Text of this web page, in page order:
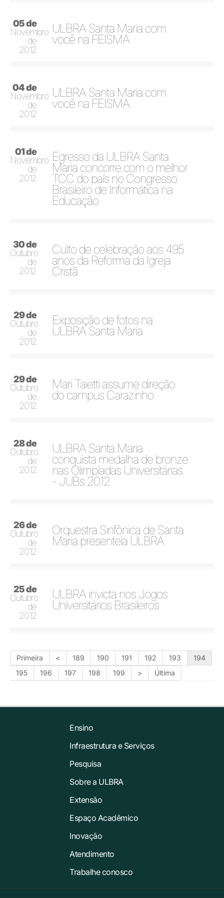
05 de
Novembro
de
2012
ULBRA Santa Maria com
você na FEISMA
04 de
Novembro
de
2012
ULBRA Santa Maria com
você na FEISMA
01 de
Novembro
de
2012
Egresso da ULBRA Santa
Maria concorre com o melhor
TCC do país no Congresso
Brasileiro de Informática na
Educação
30 de
Outubro
de
2012
Culto de celebração aos 495
anos da Reforma da Igreja
Cristã
29 de
Outubro
de
2012
Exposição de fotos na
ULBRA Santa Maria
29 de
Outubro
de
2012
Mari Taietti assume direção
do campus Carazinho
28 de
Outubro
de
2012
ULBRA Santa Maria
conquista medalha de bronze
nas Olimpíadas Universitárias
- JUBs 2012
26 de
Outubro
de
2012
Orquestra Sinfônica de Santa
Maria presenteia ULBRA
25 de
Outubro
de
2012
ULBRA invicta nos Jogos
Universitários Brasileiros
Primeira < 189 190 191 192 193
194
195
196 197 198 199 > Última
Ensino
Infraestrutura e Serviços
Pesquisa
Sobre a ULBRA
Extensão
Espaço Acadêmico
Inovação
Atendimento
Trabalhe conosco